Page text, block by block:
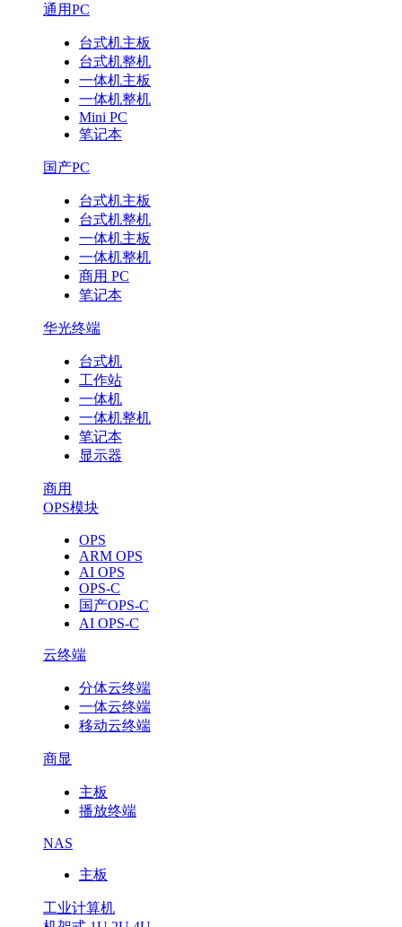
通用PC
台式机主板
台式机整机
一体机主板
一体机整机
Mini PC
笔记本
国产PC
台式机主板
台式机整机
一体机主板
一体机整机
商用 PC
笔记本
华光终端
台式机
工作站
一体机
一体机整机
笔记本
显示器
商用
OPS模块
OPS
ARM OPS
AI OPS
OPS-C
国产OPS-C
AI OPS-C
云终端
分体云终端
一体云终端
移动云终端
商显
主板
播放终端
NAS
主板
工业计算机